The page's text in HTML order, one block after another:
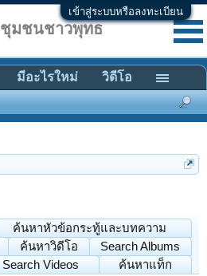
เข้าสู่ระบบหรือลงทะเบียน
ค้นหาหัวข้อกระทู้และบทความ
ค้นหาวิดีโอ
Search Albums
Search Videos ค้นหาแท็ก
ชุมชนชาวพุทธ
มีอะไรใหม่ วิดีโอ